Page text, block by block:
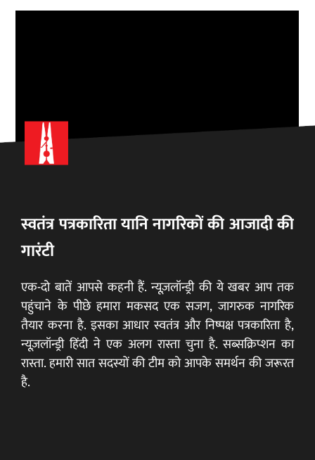
स्वतंत्र पत्रकारिता यानि नागरिकों की आजादी की
गारंटी
एक-दो बातें आपसे कहनी हैं. न्यूज़लॉन्ड्री की ये खबर आप तक
पहुंचाने के पीछे हमारा मकसद एक सजग, जागरुक नागरिक
तैयार करना है. इसका आधार स्वतंत्र और निष्पक्ष पत्रकारिता है,
न्यूज़लॉन्ड्री हिंदी ने एक अलग रास्ता चुना है. सब्सक्रिप्शन का
रास्ता. हमारी सात सदस्यों की टीम को आपके समर्थन की जरूरत
है.